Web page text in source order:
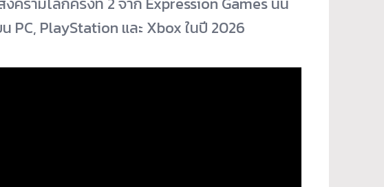
PC, PlayStation และ Xbox ในปี 2026